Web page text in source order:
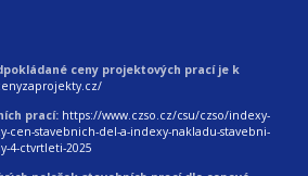
ceny projektových prací je k
prací: https://www.czso.cz/csu/czso/indexy-
cen-stavebnich-del-a-indexy-nakladu-stavebni-
4-ctvrtleti-2025